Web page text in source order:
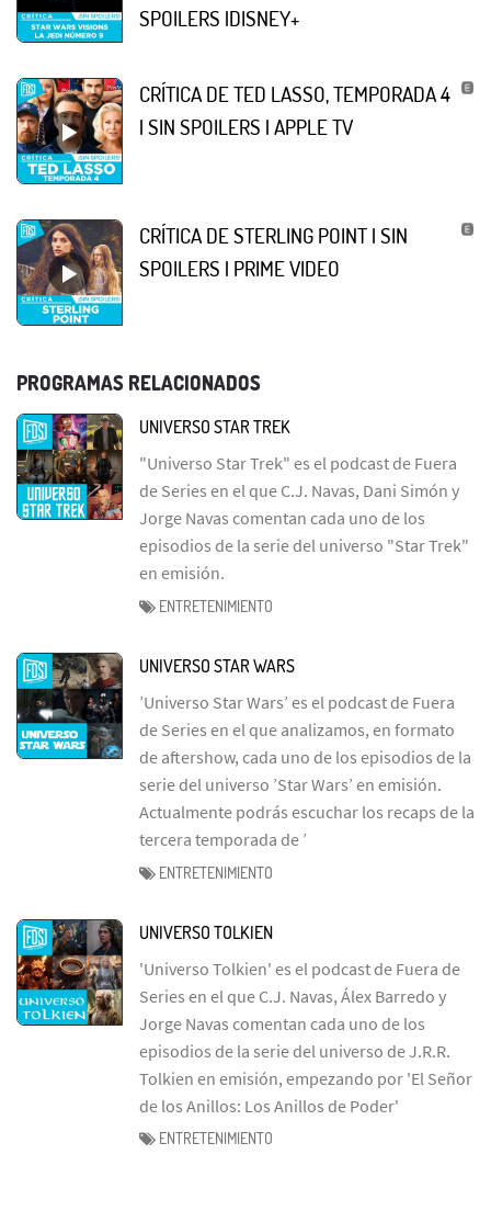
SPOILERS |DISNEY+
CRÍTICA DE TED LASSO, TEMPORADA 4
| SIN SPOILERS | APPLE TV
CRÍTICA DE STERLING POINT | SIN
SPOILERS | PRIME VIDEO
PROGRAMAS RELACIONADOS
UNIVERSO STAR TREK
"Universo Star Trek" es el podcast de Fuera
de Series en el que C.J. Navas, Dani Simón y
Jorge Navas comentan cada uno de los
episodios de la serie del universo "Star Trek"
en emisión.
ENTRETENIMIENTO
UNIVERSO STAR WARS
’Universo Star Wars’ es el podcast de Fuera
de Series en el que analizamos, en formato
de aftershow, cada uno de los episodios de la
serie del universo ’Star Wars’ en emisión.
Actualmente podrás escuchar los recaps de la
tercera temporada de ’
ENTRETENIMIENTO
UNIVERSO TOLKIEN
'Universo Tolkien' es el podcast de Fuera de
Series en el que C.J. Navas, Álex Barredo y
Jorge Navas comentan cada uno de los
episodios de la serie del universo de J.R.R.
Tolkien en emisión, empezando por 'El Señor
de los Anillos: Los Anillos de Poder'
ENTRETENIMIENTO